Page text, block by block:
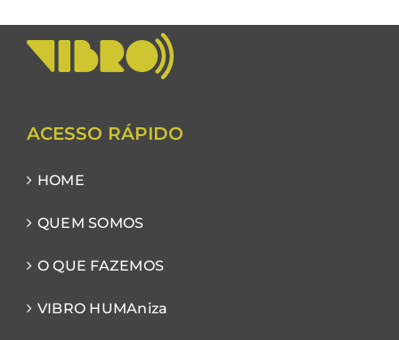
ACESSO RÁPIDO
HOME
QUEM SOMOS
O QUE FAZEMOS
VIBRO HUMAniza